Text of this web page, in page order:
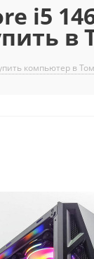
i5
в
компьютер в